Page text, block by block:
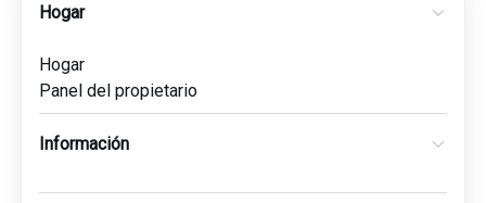
Hogar
Hogar
Panel del propietario
Información